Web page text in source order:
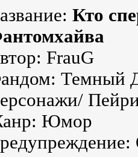
Кто
FrauG
Темный
Юмор